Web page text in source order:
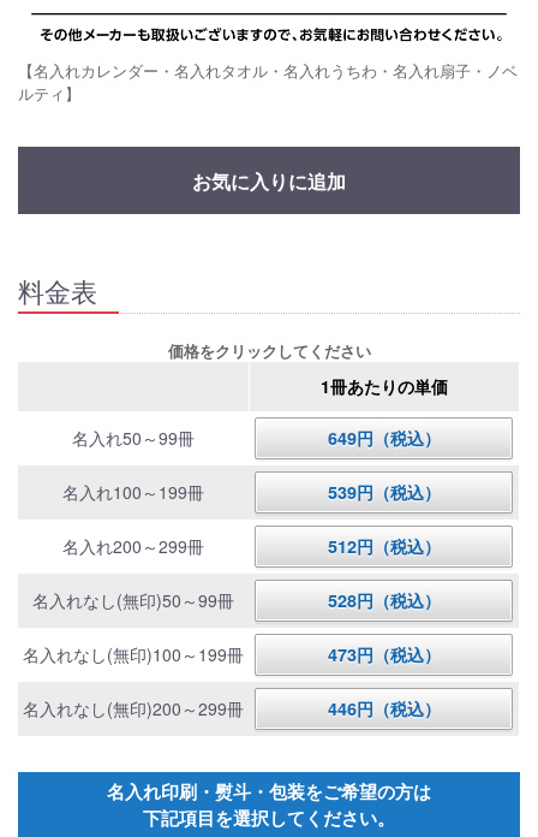
【名入れカレンダー・名入れタオル・名入れうちわ・名入れ扇子・ノベ
ルティ】
お気に入りに追加
料金表
価格をクリックしてください
1冊あたりの単価
名入れ50～99冊 649円（税込）
名入れ100～199冊 539円（税込）
名入れ200～299冊 512円（税込）
名入れなし(無印)50～99冊 528円（税込）
名入れなし(無印)100～199冊 473円（税込）
名入れなし(無印)200～299冊 446円（税込）
名入れ印刷・熨斗・包装をご希望の方は
下記項目を選択してください。